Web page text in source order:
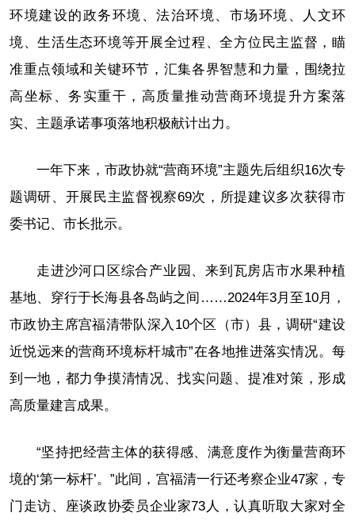
环境建设的政务环境、法治环境、市场环境、人文环
境、生活生态环境等开展全过程、全方位民主监督，瞄
准重点领域和关键环节，汇集各界智慧和力量，围绕拉
高坐标、务实重干，高质量推动营商环境提升方案落
实、主题承诺事项落地积极献计出力。
一年下来，市政协就“营商环境”主题先后组织16次专
题调研、开展民主监督视察69次，所提建议多次获得市
委书记、市长批示。
走进沙河口区综合产业园、来到瓦房店市水果种植
基地、穿行于长海县各岛屿之间……2024年3月至10月，
市政协主席宫福清带队深入10个区（市）县，调研“建设
近悦远来的营商环境标杆城市”在各地推进落实情况。每
到一地，都力争摸清情况、找实问题、提准对策，形成
高质量建言成果。
“坚持把经营主体的获得感、满意度作为衡量营商环
境的‘第一标杆’。”此间，宫福清一行还考察企业47家，专
门走访、座谈政协委员企业家73人，认真听取大家对全